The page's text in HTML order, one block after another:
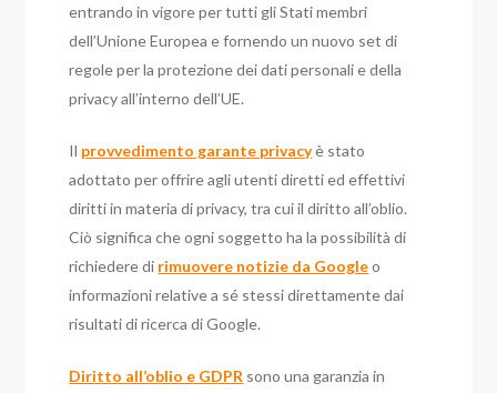
entrando in vigore per tutti gli Stati membri
dell’Unione Europea e fornendo un nuovo set di
regole per la protezione dei dati personali e della
privacy all’interno dell’UE.
Il provvedimento garante privacyè stato
adottato per offrire agli utenti diretti ed effettivi
diritti in materia di privacy, tra cui il diritto all’oblio.
Ciò significa che ogni soggetto ha la possibilità di
richiedere di rimuovere notizie da Googleo
informazioni relative a sé stessi direttamente dai
risultati di ricerca di Google.
Diritto all’oblio e GDPR sono una garanzia in